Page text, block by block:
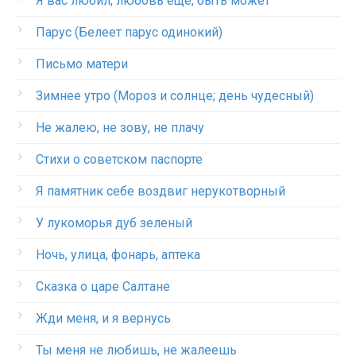
Парус (Белеет парус одинокий)
Письмо матери
Зимнее утро (Мороз и солнце; день чудесный)
Не жалею, не зову, не плачу
Стихи о советском паспорте
Я памятник себе воздвиг нерукотворный
У лукоморья дуб зеленый
Ночь, улица, фонарь, аптека
Сказка о царе Салтане
Жди меня, и я вернусь
Ты меня не любишь, не жалеешь